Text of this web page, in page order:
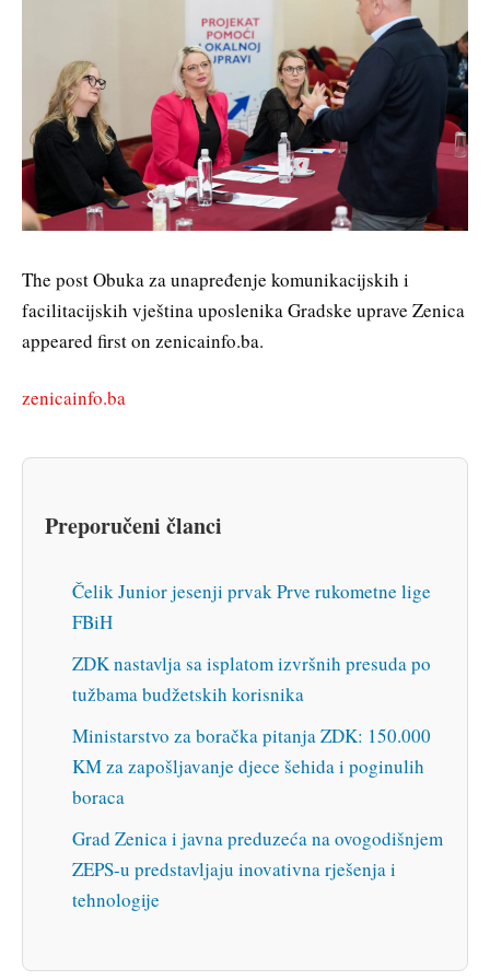
The post Obuka za unapređenje komunikacijskih i
facilitacijskih vještina uposlenika Gradske uprave Zenica
appeared first on zenicainfo.ba.
zenicainfo.ba
Preporučeni članci
Čelik Junior jesenji prvak Prve rukometne lige
FBiH
ZDK nastavlja sa isplatom izvršnih presuda po
tužbama budžetskih korisnika
Ministarstvo za boračka pitanja ZDK: 150.000
KM za zapošljavanje djece šehida i poginulih
boraca
Grad Zenica i javna preduzeća na ovogodišnjem
ZEPS-u predstavljaju inovativna rješenja i
tehnologije